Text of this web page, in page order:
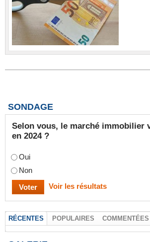
SONDAGE
Selon vous, le marché immobilier
en 2024 ?
Oui
Non
Voir les résultats
RÉCENTES POPULAIRES COMMENTÉES